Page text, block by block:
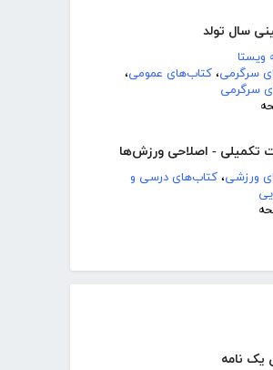
سال تولد
ویستا
سرگرمی، کتاب‌های عمومی،
سرگرمی
تکمیلی - اصلاحی ورزش‌ها
ورزشی، کتاب‌های درسی و
یک نامه